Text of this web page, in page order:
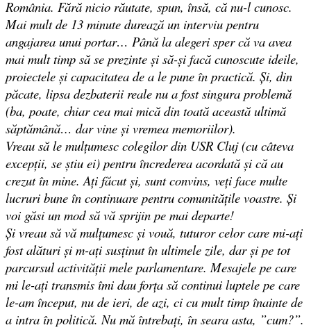
România. Fără nicio răutate, spun, însă, că nu-l cunosc.
Mai mult de 13 minute durează un interviu pentru
angajarea unui portar… Până la alegeri sper că va avea
mai mult timp să se prezinte și să-și facă cunoscute ideile,
proiectele și capacitatea de a le pune în practică. Și, din
păcate, lipsa dezbaterii reale nu a fost singura problemă
(ba, poate, chiar cea mai mică din toată această ultimă
săptămână… dar vine și vremea memoriilor).
Vreau să le mulțumesc colegilor din USR Cluj (cu câteva
excepții, se știu ei) pentru încrederea acordată și că au
crezut în mine. Ați făcut și, sunt convins, veți face multe
lucruri bune în continuare pentru comunitățile voastre. Și
voi găsi un mod să vă sprijin pe mai departe!
Și vreau să vă mulțumesc și vouă, tuturor celor care mi-ați
fost alături și m-ați susținut în ultimele zile, dar și pe tot
parcursul activității mele parlamentare. Mesajele pe care
mi le-ați transmis îmi dau forța să continui luptele pe care
le-am început, nu de ieri, de azi, ci cu mult timp înainte de
a intra în politică. Nu mă întrebați, în seara asta, ”cum?”.